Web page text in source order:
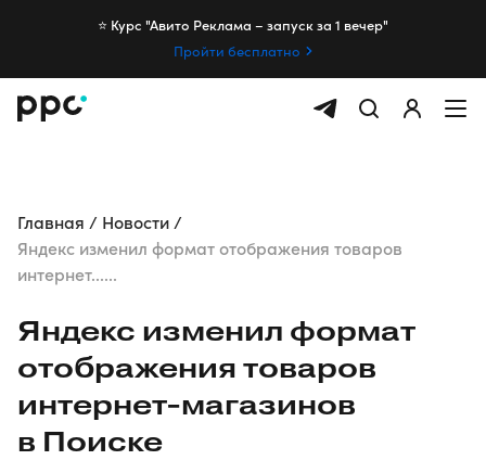
⭐️ Курс "Авито Реклама – запуск за 1 вечер"
Пройти бесплатно
Главная
Новости
Яндекс изменил формат отображения товаров
интернет......
Яндекс изменил формат
отображения товаров
интернет-магазинов
в Поиске